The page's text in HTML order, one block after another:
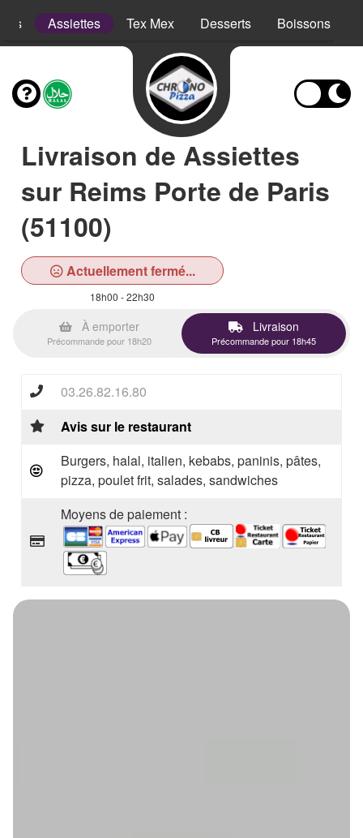
Assiettes Tex Mex Desserts Boissons
Livraison de Assiettes
sur Reims Porte de Paris
(51100)
Actuellement fermé...
18h00 - 22h30
À emporter
Précommande pour 18h20
Livraison
Précommande pour 18h45
03.26.82.16.80
Avis sur le restaurant
Burgers, halal, italien, kebabs, paninis, pâtes,
pizza, poulet frit, salades, sandwiches
Moyens de paiement :